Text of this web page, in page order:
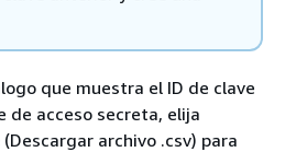
que muestra el ID de clave
de acceso secreta, elija
(Descargar archivo .csv) para